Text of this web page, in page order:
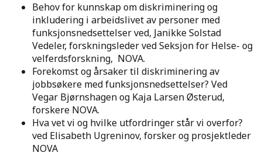
Behov for kunnskap om diskriminering og
inkludering i arbeidslivet av personer med
funksjonsnedsettelser ved, Janikke Solstad
Vedeler, forskningsleder ved Seksjon for Helse- og
velferdsforskning, NOVA.
Forekomst og årsaker til diskriminering av
jobbsøkere med funksjonsnedsettelser? Ved
Vegar Bjørnshagen og Kaja Larsen Østerud,
forskere NOVA.
Hva vet vi og hvilke utfordringer står vi overfor?
ved Elisabeth Ugreninov, forsker og prosjektleder
NOVA